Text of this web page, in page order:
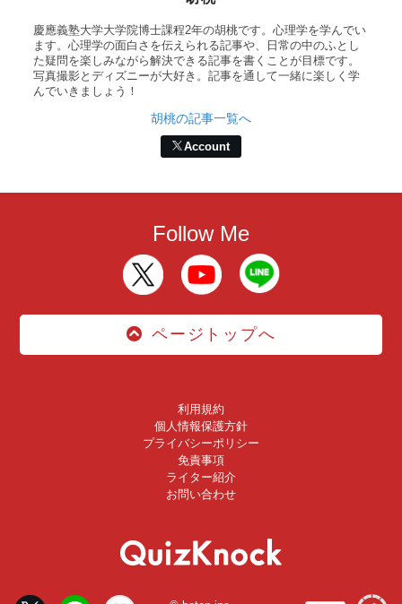
慶應義塾大学大学院博士課程2年の胡桃です。心理学を学んでい
ます。心理学の面白さを伝えられる記事や、日常の中のふとし
た疑問を楽しみながら解決できる記事を書くことが目標です。
写真撮影とディズニーが大好き。記事を通して一緒に楽しく学
んでいきましょう！
胡桃の記事一覧へ
Account
Follow Me
ページトップへ
利用規約
個人情報保護方針
プライバシーポリシー
免責事項
ライター紹介
お問い合わせ